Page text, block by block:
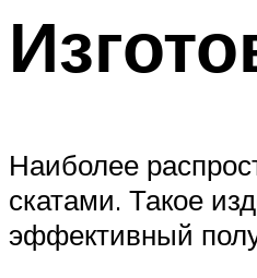
Наиболее
скатами. Такое
эффективный